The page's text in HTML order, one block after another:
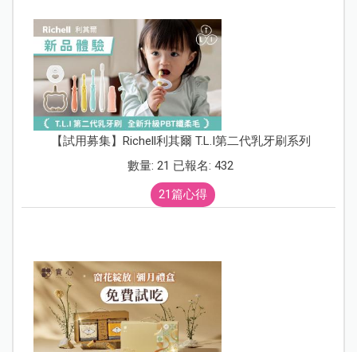
【試用募集】Richell利其爾 T.L.I第二代乳牙刷系列
數量: 21 已報名: 432
21篇心得